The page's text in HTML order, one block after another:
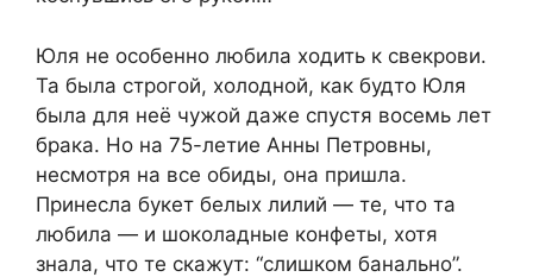
Юля не особенно любила ходить к свекрови.
Та была строгой, холодной, как будто Юля
была для неё чужой даже спустя восемь лет
брака. Но на 75-летие Анны Петровны,
несмотря на все обиды, она пришла.
Принесла букет белых лилий — те, что та
любила — и шоколадные конфеты, хотя
знала, что те скажут: “слишком банально”.